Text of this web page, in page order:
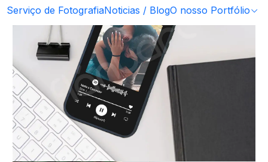
Serviço de FotografiaNoticias / BlogO nosso Portfólio